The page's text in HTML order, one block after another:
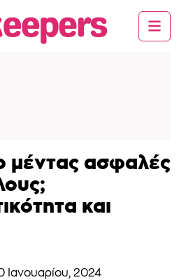
μέντας ασφαλές
και
Ιανουαρίου, 2024